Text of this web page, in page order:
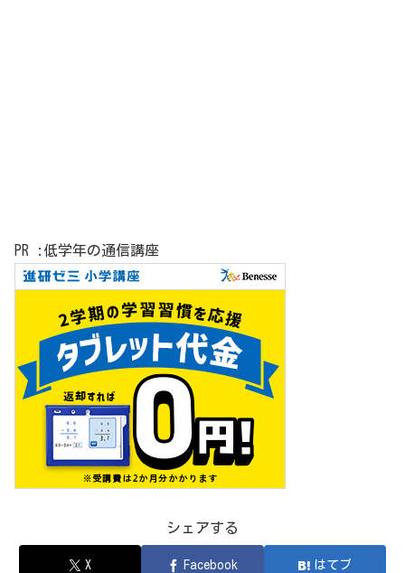
PR :低学年の通信講座
シェアする
X Facebook はてブ